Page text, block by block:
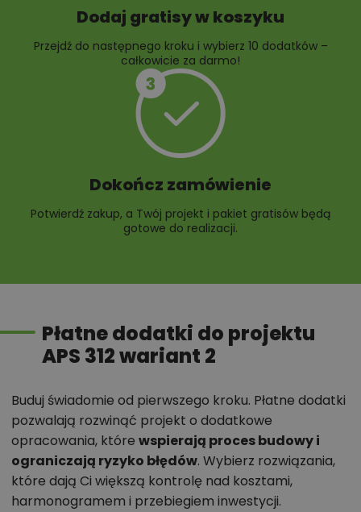
Dodaj gratisy w koszyku
Przejdź do następnego kroku i wybierz 10 dodatków –
całkowicie za darmo!
Dokończ zamówienie
Potwierdź zakup, a Twój projekt i pakiet gratisów będą
gotowe do realizacji.
Płatne dodatki do projektu
APS 312 wariant 2
Buduj świadomie od pierwszego kroku. Płatne dodatki
pozwalają rozwinąć projekt o dodatkowe
opracowania, które wspierają proces budowy i
ograniczają ryzyko błędów. Wybierz rozwiązania,
które dają Ci większą kontrolę nad kosztami,
harmonogramem i przebiegiem inwestycji.